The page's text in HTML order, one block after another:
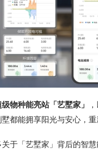
物种能亮站「艺墅家」
都能拥享阳光与安心，
关于「艺墅家」背后的智